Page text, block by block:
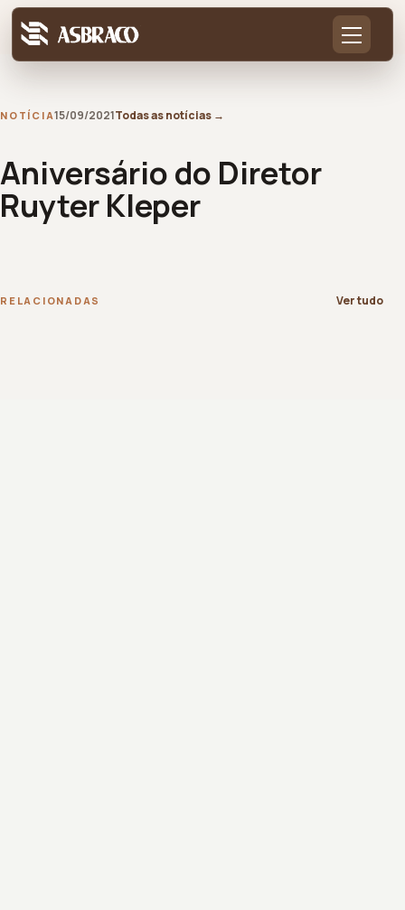
NOTÍCIA15/09/2021Todas as notícias →
Aniversário do Diretor
Ruyter Kleper
RELACIONADAS Ver tudo